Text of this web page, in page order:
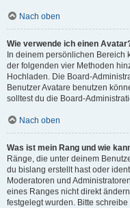
Nach oben
Wie verwende ich einen
In deinem persönlichen Bereich
der folgenden vier Methoden
Hochladen. Die Board-
Benutzer Avatare benutzen
solltest du die Board-
Nach oben
Was ist mein Rang und wie
Ränge, die unter deinem
du bislang erstellt hast oder
Moderatoren und
eines Ranges nicht direkt
festgelegt wurden. Bitte